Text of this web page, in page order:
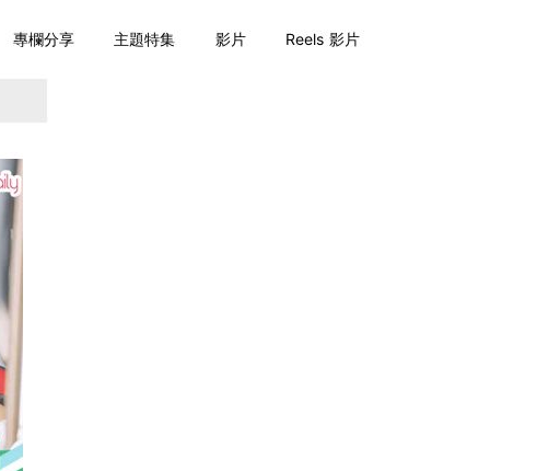
專欄分享 主題特集 影片 Reels 影片